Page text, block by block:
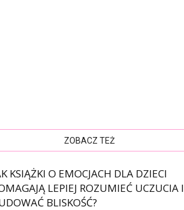
ZOBACZ TEŻ
KSIĄŻKI O EMOCJACH DLA DZIECI
LEPIEJ ROZUMIEĆ UCZUCIA I
BLISKOŚĆ?